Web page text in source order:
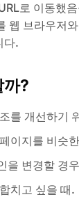
로 이동했
웹 브라우저
다.
까?
를 개선하기
이지를 비슷
을 변경할 경
치고 싶을 때.